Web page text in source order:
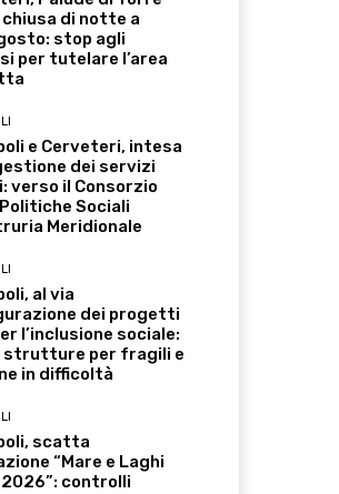
chiusa di notte a
stop agli
per tutelare l’area
e Cerveteri, intesa
dei servizi
verso il Consorzio
Sociali
Meridionale
al via
dei progetti
l’inclusione sociale:
strutture per fragili e
in difficoltà
scatta
“Mare e Laghi
controlli